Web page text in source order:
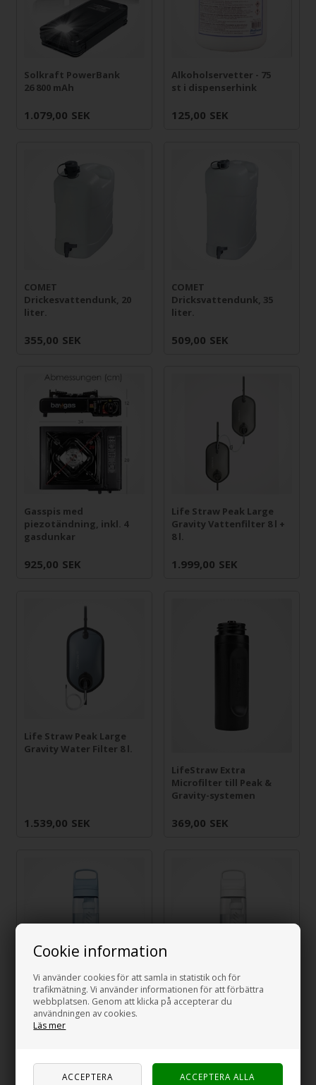
Cookie information
Vi använder cookies för att samla in statistik och för
trafikmätning. Vi använder informationen för att förbättra
webbplatsen. Genom att klicka på accepterar du
användningen av cookies.
Läs mer
Solkraft PowerBank
26 800 mAh
1.079,00 SEK
Alkoholservetter - 75
st i dispenserhink
125,00 SEK
COMET
Drickesvattendunk, 20
liter.
355,00 SEK
COMET
Dricksvattendunk, 35
liter.
509,00 SEK
Gasspis med
piezotändning, inkl. 4
gasdunkar
925,00 SEK
Life Straw Peak Large
Gravity Vattenfilter 8 l +
8 l.
1.999,00 SEK
Life Straw Peak Large
Gravity Water Filter 8 l.
1.539,00 SEK
LifeStraw Extra
Microfilter till Peak &
Gravity-systemen
369,00 SEK
LifeStraw Go 2.0
vattenfilterflaska -
Icelantic Blue
LifeStraw Go 2.0
vattenfilterflaska - klar